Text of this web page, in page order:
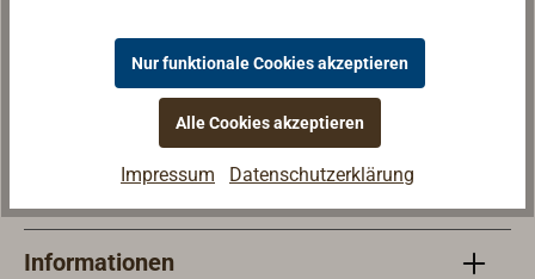
Öffnungszeiten
Mo - Fr 9 - 18 Uhr
Informationen
Nur funktionale Cookies akzeptieren
Alle Cookies akzeptieren
Impressum Datenschutzerklärung